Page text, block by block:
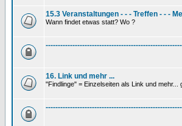
15.3 Veranstaltungen - - - Treffen - - -
Wann findet etwas statt? Wo ?
16. Link und mehr ...
"Findlinge" = Einzelseiten als Link und mehr...